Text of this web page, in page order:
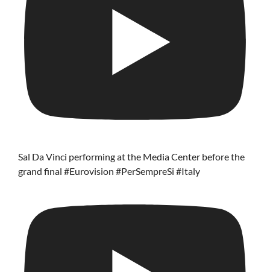
Sal Da Vinci performing at the Media Center before the
grand final #Eurovision #PerSempreSi #Italy